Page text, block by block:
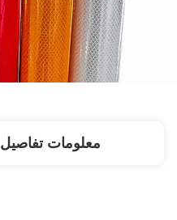
معلومات تفاصيل